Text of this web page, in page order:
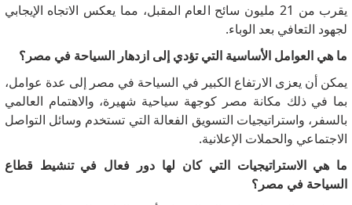
يقرب من 21 مليون سائح العام المقبل، مما يعكس الاتجاه الإيجابي
لجهود التعافي بعد الوباء.
ما هي العوامل الأساسية التي تؤدي إلى ازدهار السياحة في مصر؟
يمكن أن يعزى الارتفاع الكبير في السياحة في مصر إلى عدة عوامل،
بما في ذلك مكانة مصر كوجهة سياحية شهيرة، والاهتمام العالمي
بالسفر، واستراتيجيات التسويق الفعالة التي تستخدم وسائل التواصل
الاجتماعي والحملات الإعلانية.
ما هي الاستراتيجيات التي كان لها دور فعال في تنشيط قطاع
السياحة في مصر؟